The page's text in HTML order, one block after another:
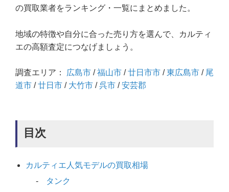
の買取業者をランキング・一覧にまとめました。
地域の特徴や自分に合った売り方を選んで、カルティ
エの高額査定につなげましょう。
調査エリア： 広島市 /福山市 /廿日市市 /東広島市 / 尾
道市 /廿日市 / 大竹市 /呉市 /安芸郡
目次
カルティエ人気モデルの買取相場
タンク